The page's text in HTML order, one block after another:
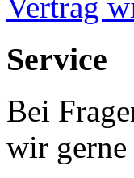
Service
Bei
wir gerne